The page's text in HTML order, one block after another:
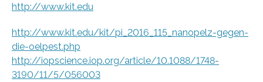
http://www.kit.edu
http://www.kit.edu/kit/pi_2016_115_nanopelz-gegen-
die-oelpest.php
http://iopscience.iop.org/article/10.1088/1748-
3190/11/5/056003